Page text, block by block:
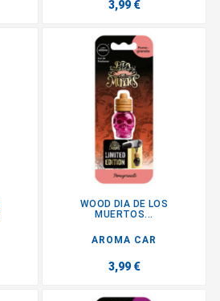
3,99 €
WOOD DIA DE LOS
MUERTOS...
AROMA CAR
3,99 €